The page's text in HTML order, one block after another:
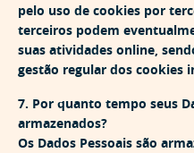
pelo uso de cookies por
terceiros podem
suas atividades online,
gestão regular dos cookies
7. Por quanto tempo seus
armazenados?
Os Dados Pessoais são